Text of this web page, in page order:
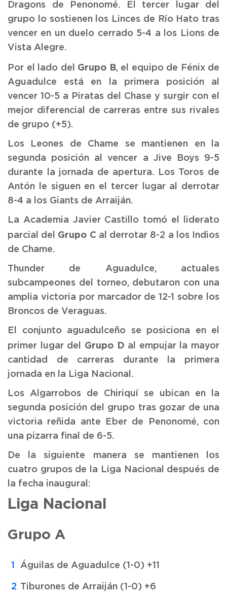
Dragons de Penonomé. El tercer lugar del
grupo lo sostienen los Linces de Río Hato tras
vencer en un duelo cerrado 5-4 a los Lions de
Vista Alegre.
Por el lado del Grupo B, el equipo de Fénix de
Aguadulce está en la primera posición al
vencer 10-5 a Piratas del Chase y surgir con el
mejor diferencial de carreras entre sus rivales
de grupo (+5).
Los Leones de Chame se mantienen en la
segunda posición al vencer a Jive Boys 9-5
durante la jornada de apertura. Los Toros de
Antón le siguen en el tercer lugar al derrotar
8-4 a los Giants de Arraiján.
La Academia Javier Castillo tomó el liderato
parcial del Grupo C al derrotar 8-2 a los Indios
de Chame.
Thunder de Aguadulce, actuales
subcampeones del torneo, debutaron con una
amplia victoria por marcador de 12-1 sobre los
Broncos de Veraguas.
El conjunto aguadulceño se posiciona en el
primer lugar del Grupo D al empujar la mayor
cantidad de carreras durante la primera
jornada en la Liga Nacional.
Los Algarrobos de Chiriquí se ubican en la
segunda posición del grupo tras gozar de una
victoria reñida ante Eber de Penonomé, con
una pizarra final de 6-5.
De la siguiente manera se mantienen los
cuatro grupos de la Liga Nacional después de
la fecha inaugural:
Liga Nacional
Grupo A
Águilas de Aguadulce (1-0) +11
Tiburones de Arraiján (1-0) +6